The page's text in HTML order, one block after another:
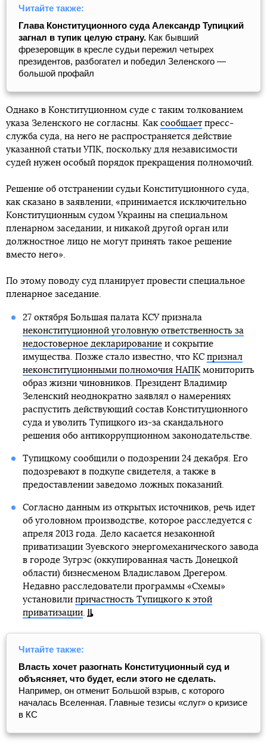
Читайте также:
Глава Конституционного суда Александр Тупицкий
загнал в тупик целую страну. Как бывший
фрезеровщик в кресле судьи пережил четырех
президентов, разбогател и победил Зеленского —
большой профайл
Однако в Конституционном суде с таким толкованием
указа Зеленского не согласны. Как сообщает пресс-
служба суда, на него не распространяется действие
указанной статьи УПК, поскольку для независимости
судей нужен особый порядок прекращения полномочий.
Решение об отстранении судьи Конституционного суда,
как сказано в заявлении, «принимается исключительно
Конституционным судом Украины на специальном
пленарном заседании, и никакой другой орган или
должностное лицо не могут принять такое решение
вместо него».
По этому поводу суд планирует провести специальное
пленарное заседание.
27 октября Большая палата КСУ признала
неконституционной уголовную ответственность за
недостоверное декларированиеи сокрытие
имущества. Позже стало известно, что КС признал
неконституционными полномочия НАПКмониторить
образ жизни чиновников. Президент Владимир
Зеленский неоднократно заявлял о намерениях
распустить действующий состав Конституционного
суда и уволить Тупицкого из-за скандального
решения обо антикоррупционном законодательстве.
Тупицкому сообщили о подозрении 24 декабря. Его
подозревают в подкупе свидетеля, а также в
предоставлении заведомо ложных показаний.
Согласно данным из открытых источников, речь идет
об уголовном производстве, которое расследуется с
апреля 2013 года. Дело касается незаконной
приватизации Зуевского энергомеханического завода
в городе Зугрэс (оккупированная часть Донецкой
области) бизнесменом Владиславом Дрегером.
Недавно расследователи программы «Схемы»
установили причастность Тупицкого к этой
приватизации.
Читайте также:
Власть хочет разогнать Конституционный суд и
объясняет, что будет, если этого не сделать.
Например, он отменит Большой взрыв, с которого
началась Вселенная. Главные тезисы «слуг» о кризисе
в КС